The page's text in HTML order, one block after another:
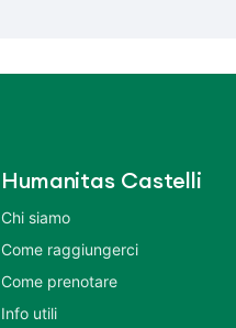
Humanitas Castelli
Chi siamo
Come raggiungerci
Come prenotare
Info utili